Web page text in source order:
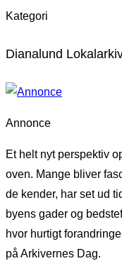
Kategori
Dianalund
Annonce
Et helt nyt perspektiv
oven. Mange bliver
de kender, har set ud
byens gader og
hvor hurtigt
på Arkivernes Dag.